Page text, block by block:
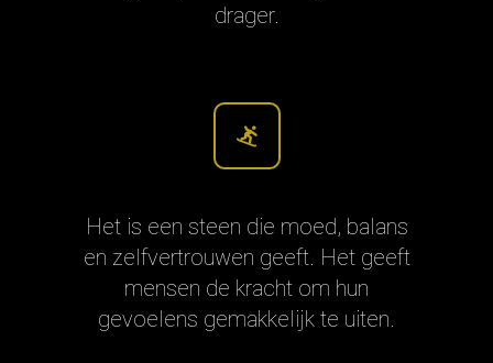
drager.
Het is een steen die moed, balans
en zelfvertrouwen geeft. Het geeft
mensen de kracht om hun
gevoelens gemakkelijk te uiten.